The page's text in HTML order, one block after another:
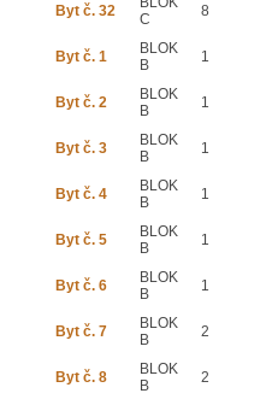
Byt č. 32
C
8
Byt č. 1
BLOK
B
1
Byt č. 2
BLOK
B
1
Byt č. 3
BLOK
B
1
Byt č. 4
BLOK
B
1
Byt č. 5
BLOK
B
1
Byt č. 6
BLOK
B
1
Byt č. 7
BLOK
B
2
Byt č. 8
BLOK
B
2